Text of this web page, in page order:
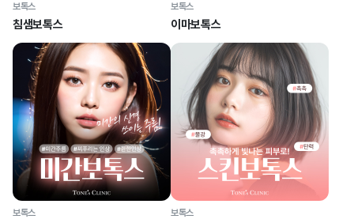
보톡스
침샘보톡스
보톡스
이마보톡스
보톡스 보톡스